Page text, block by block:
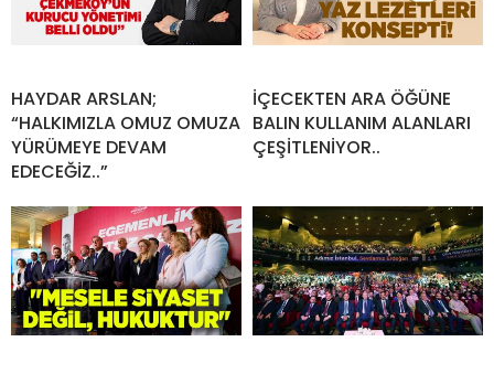
HAYDAR ARSLAN;
“HALKIMIZLA OMUZ OMUZA
YÜRÜMEYE DEVAM
EDECEĞİZ..”
İÇECEKTEN ARA ÖĞÜNE
BALIN KULLANIM ALANLARI
ÇEŞİTLENİYOR..